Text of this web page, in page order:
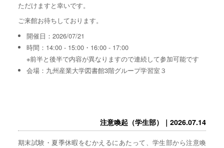
ただけますと幸いです。
ご来館お待ちしております。
開催日：2026/07/21
時間：14:00 - 15:00・16:00 - 17:00
※前半と後半で内容が異なりますので連続して参加可能です
会場：九州産業大学図書館3階グループ学習室３
注意喚起（学生部）｜2026.07.14
期末試験・夏季休暇をむかえるにあたって、学生部から注意喚